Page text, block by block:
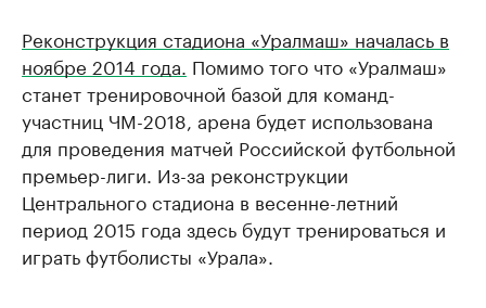
Реконструкция стадиона «Уралмаш» началась в
ноябре 2014 года. Помимо того что «Уралмаш»
станет тренировочной базой для команд-
участниц ЧМ-2018, арена будет использована
для проведения матчей Российской футбольной
премьер-лиги. Из-за реконструкции
Центрального стадиона в весенне-летний
период 2015 года здесь будут тренироваться и
играть футболисты «Урала».